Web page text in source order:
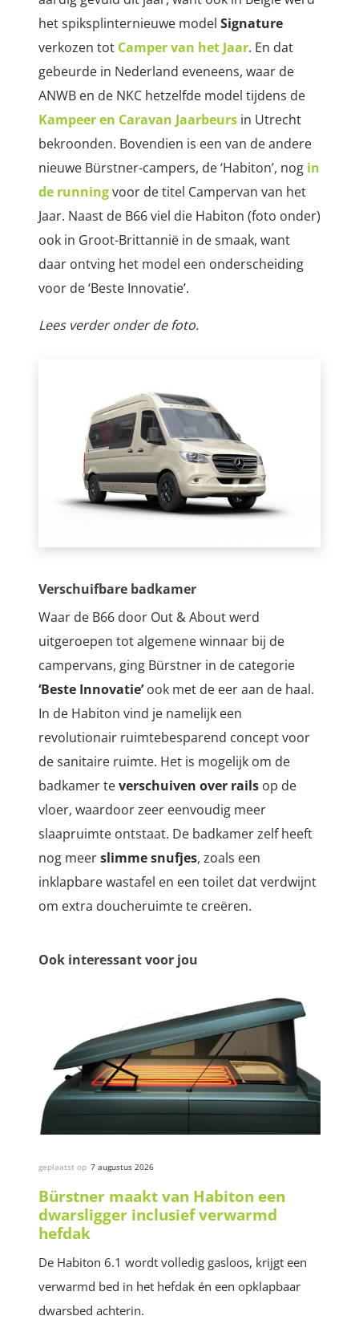
het spiksplinternieuwe model Signature
verkozen tot Camper van het Jaar. En dat
gebeurde in Nederland eveneens, waar de
ANWB en de NKC hetzelfde model tijdens de
Kampeer en Caravan Jaarbeurs in Utrecht
bekroonden. Bovendien is een van de andere
nieuwe Bürstner-campers, de ‘Habiton’, nog in
de runningvoor de titel Campervan van het
Jaar. Naast de B66 viel die Habiton (foto onder)
ook in Groot-Brittannië in de smaak, want
daar ontving het model een onderscheiding
voor de ‘Beste Innovatie’.
Lees verder onder de foto.
Verschuifbare badkamer
Waar de B66 door Out & About werd
uitgeroepen tot algemene winnaar bij de
campervans, ging Bürstner in de categorie
‘Beste Innovatie’ook met de eer aan de haal.
In de Habiton vind je namelijk een
revolutionair ruimtebesparend concept voor
de sanitaire ruimte. Het is mogelijk om de
badkamer teverschuiven over rails op de
vloer, waardoor zeer eenvoudig meer
slaapruimte ontstaat. De badkamer zelf heeft
nog meerslimme snufjes, zoals een
inklapbare wastafel en een toilet dat verdwijnt
om extra doucheruimte te creëren.
Ook interessant voor jou
geplaatst op 7 augustus 2026
Bürstner maakt van Habiton een
dwarsligger inclusief verwarmd
hefdak
De Habiton 6.1 wordt volledig gasloos, krijgt een
verwarmd bed in het hefdak én een opklapbaar
dwarsbed achterin.